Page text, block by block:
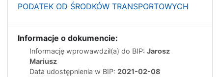
PODATEK OD ŚRODKÓW TRANSPORTOWYCH
Informacje o dokumencie:
Informację wprowawdził(a) do BIP: Jarosz
Mariusz
Data udostępnienia w BIP: 2021-02-08